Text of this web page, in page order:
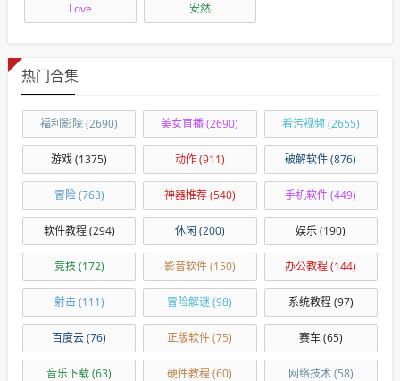
Love 安然
热门合集
福利影院(2690) 美女直播(2690) 看污视频(2655)
游戏(1375) 动作(911) 破解软件(876)
冒险(763) 神器推荐(540) 手机软件(449)
软件教程(294) 休闲 (200) 娱乐(190)
竞技(172) 影音软件(150) 办公教程(144)
射击(111) 冒险解谜(98) 系统教程(97)
百度云(76) 正版软件(75) 赛车(65)
音乐下载(63) 硬件教程(60) 网络技术(58)